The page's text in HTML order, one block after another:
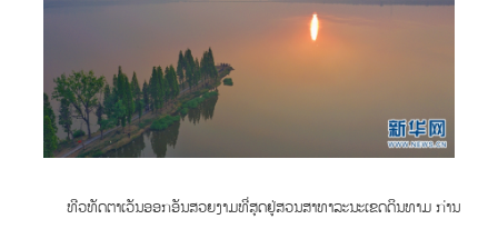
ທີວທັດຕາເວັນອອກອັນສວຍງາມທີ່ສຸດຢູ່ສວນສາທາລະນະເຂດດິນທາມ ກ່ານ